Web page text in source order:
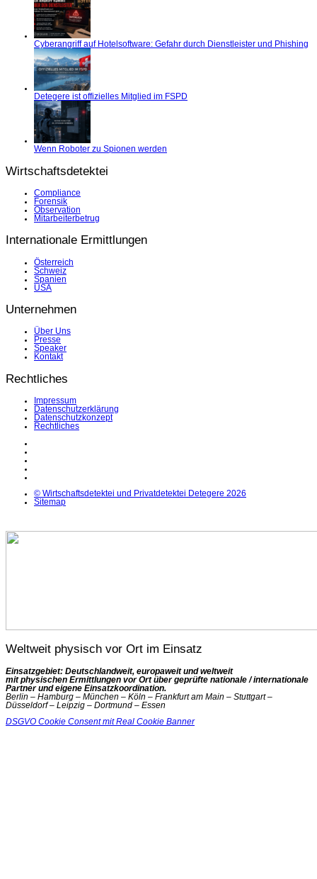
Cyberangriff auf Hotelsoftware: Gefahr durch Dienstleister und Phishing
Detegere ist offizielles Mitglied im FSPD
Wenn Roboter zu Spionen werden
Wirtschaftsdetektei
Compliance
Forensik
Observation
Mitarbeiterbetrug
Internationale Ermittlungen
Österreich
Schweiz
Spanien
USA
Unternehmen
Über Uns
Presse
Speaker
Kontakt
Rechtliches
Impressum
Datenschutzerklärung
Datenschutzkonzept
Rechtliches
© Wirtschaftsdetektei und Privatdetektei Detegere 2026
Sitemap
Weltweit physisch vor Ort im Einsatz
Einsatzgebiet: Deutschlandweit, europaweit und weltweit
mit physischen Ermittlungen vor Ort über geprüfte nationale / internationale
Partner und eigene Einsatzkoordination.
Berlin – Hamburg – München – Köln – Frankfurt am Main – Stuttgart –
Düsseldorf – Leipzig – Dortmund – Essen
DSGVO Cookie Consent mit Real Cookie Banner